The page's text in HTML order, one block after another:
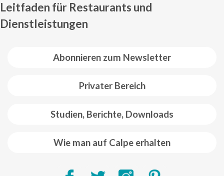
Abonnieren zum Newsletter
Privater Bereich
Studien, Berichte, Downloads
Wie man auf Calpe erhalten
Leitfaden für Restaurants und
Dienstleistungen